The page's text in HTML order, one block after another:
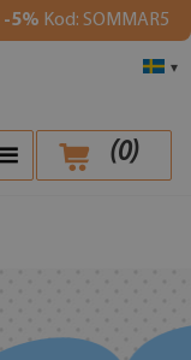
-5% Kod: SOMMAR5
▾
(0)